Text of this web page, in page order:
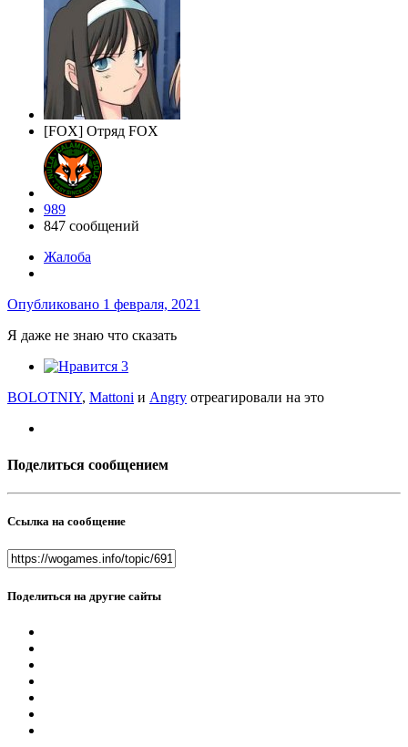
[FOX] Отряд FOX
989
847 сообщений
Жалоба
Опубликовано 1 февраля, 2021
Я даже не знаю что сказать
3
BOLOTNIY, Mattoni и Angry отреагировали на это
Поделиться сообщением
Ссылка на сообщение
Поделиться на другие сайты